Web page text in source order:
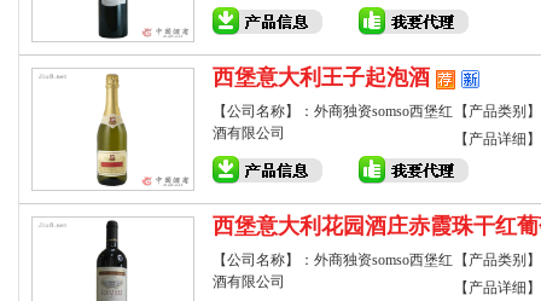
西堡意大利王子起泡酒
【公司名称】：外商独资somso西堡红
酒有限公司
【产品类别
【产品详细
西堡意大利花园酒庄赤霞珠干红
【公司名称】：外商独资somso西堡红
酒有限公司
【产品类别
【产品详细